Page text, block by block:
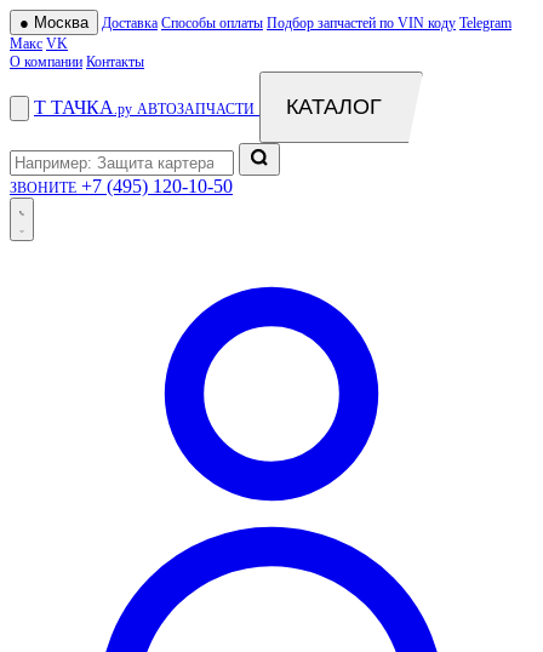
● Москва Доставка Способы оплаты Подбор запчастей по VIN коду Telegram
Макс VK
О компании Контакты
Т ТАЧКА .ру АВТОЗАПЧАСТИ КАТАЛОГ
ЗВОНИТЕ +7 (495) 120-10-50